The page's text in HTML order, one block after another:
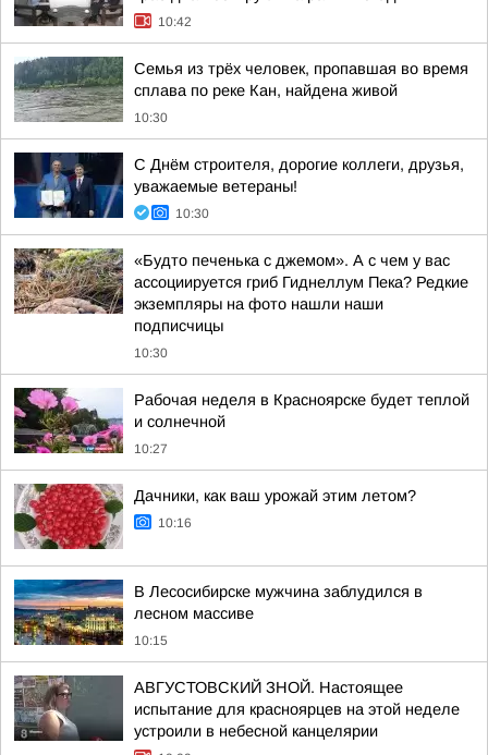
10:42
Семья из трёх человек, пропавшая во время
сплава по реке Кан, найдена живой
10:30
С Днём строителя, дорогие коллеги, друзья,
уважаемые ветераны!
10:30
«Будто печенька с джемом». А с чем у вас
ассоциируется гриб Гиднеллум Пека? Редкие
экземпляры на фото нашли наши
подписчицы
10:30
Рабочая неделя в Красноярске будет теплой
и солнечной
10:27
Дачники, как ваш урожай этим летом?
10:16
В Лесосибирске мужчина заблудился в
лесном массиве
10:15
АВГУСТОВСКИЙ ЗНОЙ. Настоящее
испытание для красноярцев на этой неделе
устроили в небесной канцелярии